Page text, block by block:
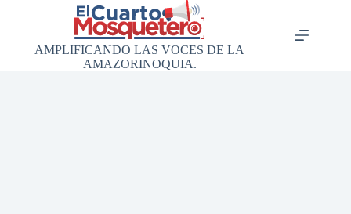
AMPLIFICANDO LAS VOCES DE LA
AMAZORINOQUIA.